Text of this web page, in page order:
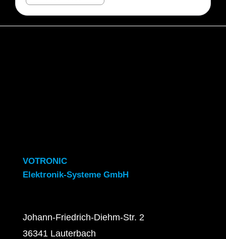
VOTRONIC
Elektronik-Systeme GmbH
Johann-Friedrich-Diehm-Str. 2
36341 Lauterbach